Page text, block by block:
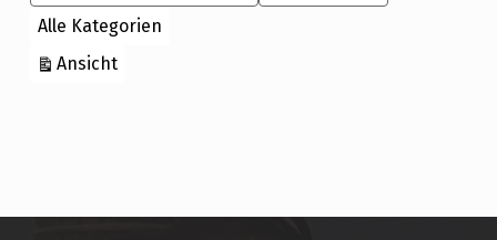
Alle Kategorien
Ansichtausdrucken